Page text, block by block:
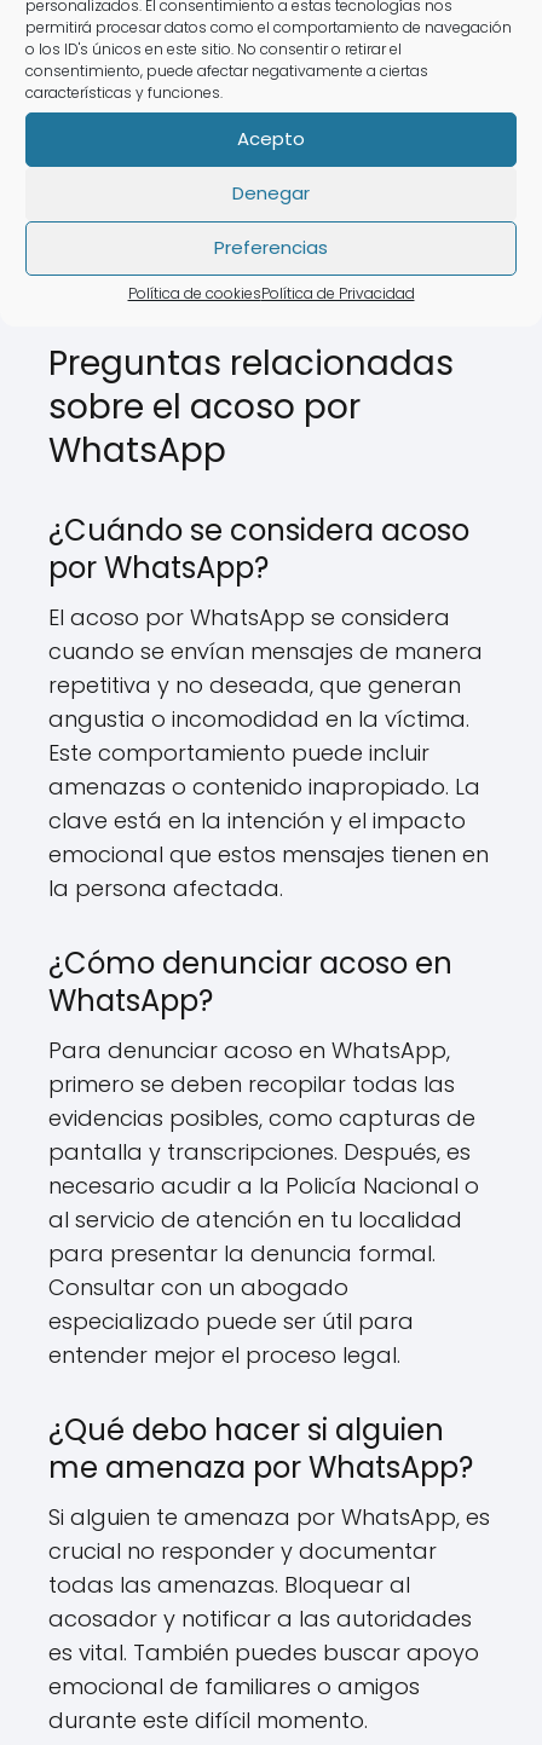
personalizados. El consentimiento a estas tecnologías nos
permitirá procesar datos como el comportamiento de navegación
o los ID's únicos en este sitio. No consentir o retirar el
consentimiento, puede afectar negativamente a ciertas
características y funciones.
Acepto
Denegar
Preferencias
Política de cookiesPolítica de Privacidad
Iniciar un proceso civil por daños y
perjuicios si se ha sufrido un daño
emocional significativo.
Consultando con un abogado
especializado, podrás evaluar la
mejor estrategia legal a seguir
función de tu situación específica.
Preguntas relacionadas
sobre el acoso por
WhatsApp
¿Cuándo se considera acoso
por WhatsApp?
El acoso por WhatsApp se considera
cuando se envían mensajes de manera
repetitiva y no deseada, que generan
angustia o incomodidad en la víctima.
Este comportamiento puede incluir
amenazas o contenido inapropiado. La
clave está en la intención y el impacto
emocional que estos mensajes tienen en
la persona afectada.
¿Cómo denunciar acoso en
WhatsApp?
Para denunciar acoso en WhatsApp,
primero se deben recopilar todas las
evidencias posibles, como capturas de
pantalla y transcripciones. Después, es
necesario acudir a la Policía Nacional o
al servicio de atención en tu localidad
para presentar la denuncia formal.
Consultar con un abogado
especializado puede ser útil para
entender mejor el proceso legal.
¿Qué debo hacer si alguien
me amenaza por WhatsApp?
Si alguien te amenaza por WhatsApp, es
crucial no responder y documentar
todas las amenazas. Bloquear al
acosador y notificar a las autoridades
es vital. También puedes buscar apoyo
emocional de familiares o amigos
durante este difícil momento.